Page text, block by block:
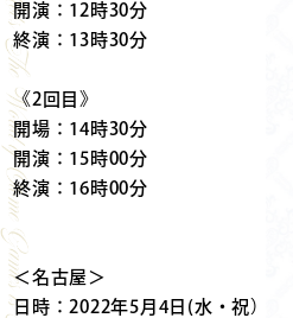
開演：12時30分
終演：13時30分
《2回目》
開場：14時30分
開演：15時00分
終演：16時00分
＜名古屋＞
日時：2022年5月4日(水・祝）